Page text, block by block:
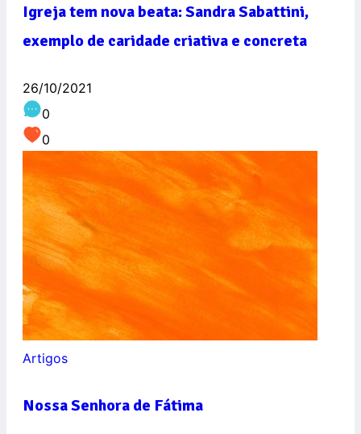
Igreja tem nova beata: Sandra Sabattini,
exemplo de caridade criativa e concreta
26/10/2021
0
0
Artigos
Nossa Senhora de Fátima